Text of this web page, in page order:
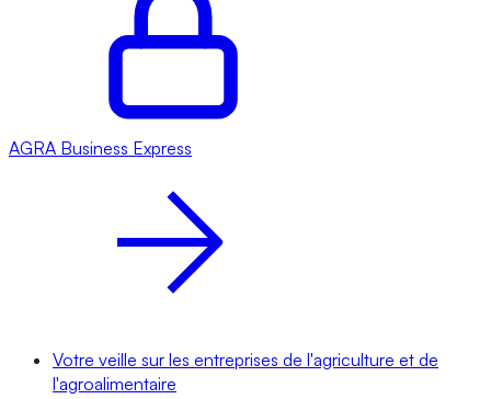
AGRA Business Express
Votre veille sur les entreprises de l'agriculture et de
l'agroalimentaire